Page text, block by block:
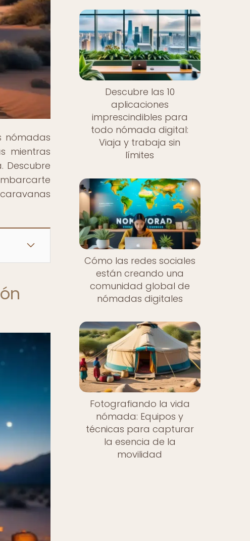
nómadas
mientras
Descubre
Descubre las 10
aplicaciones
imprescindibles para
todo nómada digital:
Viaja y trabaja sin
límites
Cómo las redes sociales
están creando una
comunidad global de
nómadas digitales
Fotografiando la vida
nómada: Equipos y
técnicas para capturar
la esencia de la
movilidad